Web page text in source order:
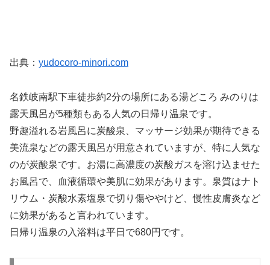
出典： yudocoro-minori.com
名鉄岐南駅下車徒歩約2分の場所にある湯どころ みのりは
露天風呂が5種類もある人気の日帰り温泉です。
野趣溢れる岩風呂に炭酸泉、マッサージ効果が期待できる
美流泉などの露天風呂が用意されていますが、特に人気な
のが炭酸泉です。お湯に高濃度の炭酸ガスを溶け込ませた
お風呂で、血液循環や美肌に効果があります。泉質はナト
リウム・炭酸水素塩泉で切り傷ややけど、慢性皮膚炎など
に効果があると言われています。
日帰り温泉の入浴料は平日で680円です。